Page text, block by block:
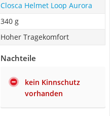
Closca Helmet Loop Aurora
340 g
Hoher Tragekomfort
Nachteile
kein Kinnschutz
vorhanden